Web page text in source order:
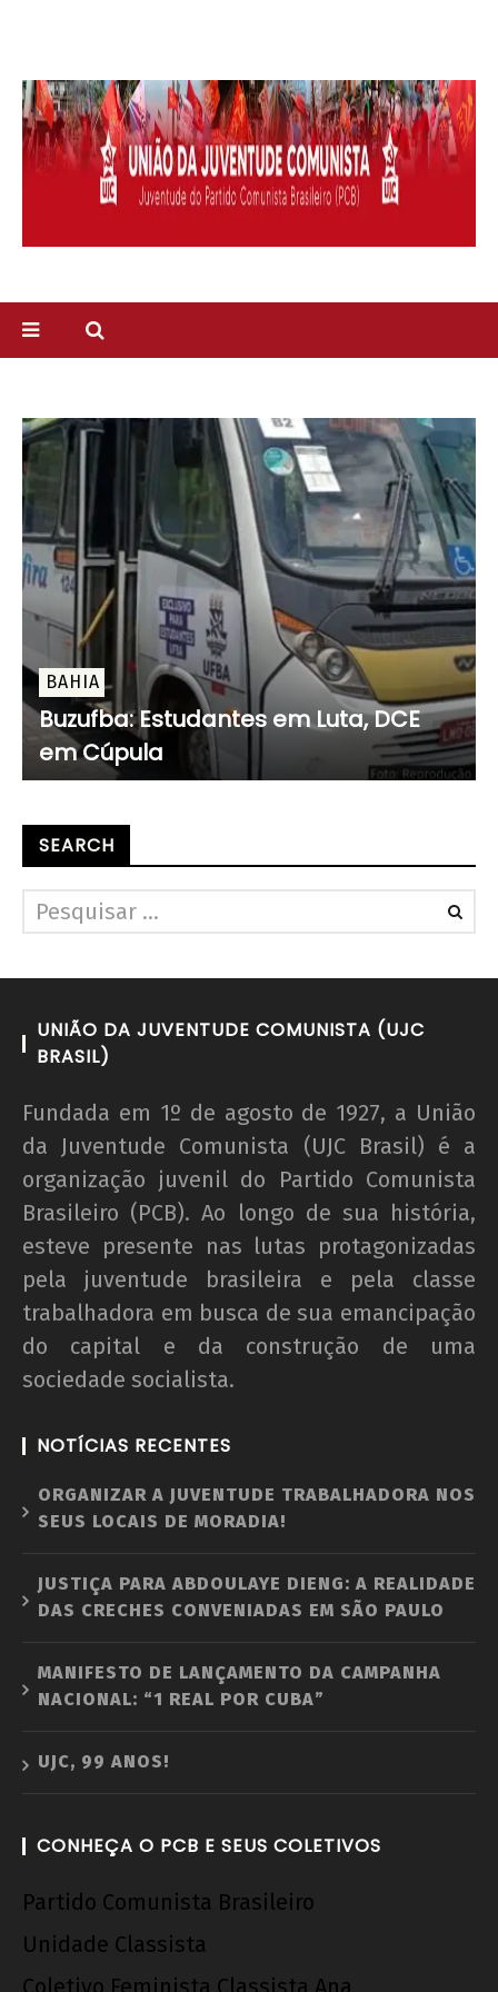
BAHIA
Buzufba: Estudantes em Luta, DCE
em Cúpula
SEARCH
UNIÃO DA JUVENTUDE COMUNISTA (UJC
BRASIL)
Fundada em 1º de agosto de 1927, a União
da Juventude Comunista (UJC Brasil) é a
organização juvenil do Partido Comunista
Brasileiro (PCB). Ao longo de sua história,
esteve presente nas lutas protagonizadas
pela juventude brasileira e pela classe
trabalhadora em busca de sua emancipação
do capital e da construção de uma
sociedade socialista.
NOTÍCIAS RECENTES
ORGANIZAR A JUVENTUDE TRABALHADORA NOS
SEUS LOCAIS DE MORADIA!
JUSTIÇA PARA ABDOULAYE DIENG: A REALIDADE
DAS CRECHES CONVENIADAS EM SÃO PAULO
MANIFESTO DE LANÇAMENTO DA CAMPANHA
NACIONAL: “1 REAL POR CUBA”
UJC, 99 ANOS!
CONHEÇA O PCB E SEUS COLETIVOS
Partido Comunista Brasileiro
Unidade Classista